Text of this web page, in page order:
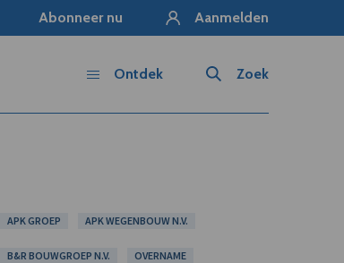
Abonneer nu Aanmelden
Zoek
Ontdek
APK GROEP APK WEGENBOUW N.V.
B&R BOUWGROEP N.V. OVERNAME